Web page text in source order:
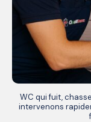
WC qui fuit,
intervenons